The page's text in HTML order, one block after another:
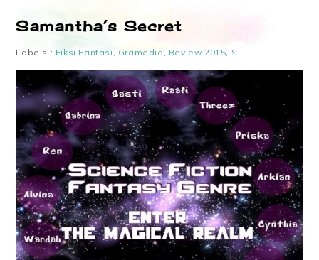
Samantha’s Secret
Labels : Fiksi Fantasi , Gramedia , Review 2015, S